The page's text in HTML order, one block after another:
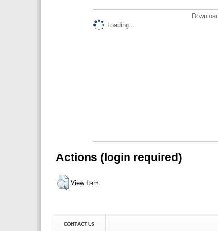
Loading...
Actions (login required)
View Item